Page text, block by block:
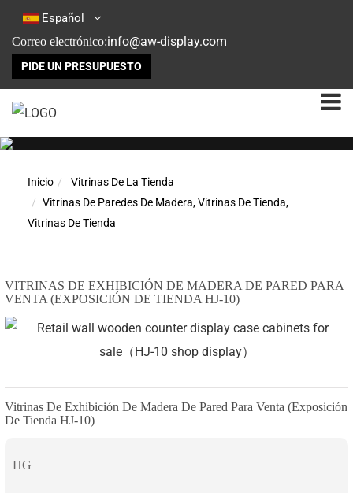
Español
Correo electrónico:info@aw-display.com
PIDE UN PRESUPUESTO
Inicio
Vitrinas De La Tienda
Vitrinas De Paredes De Madera, Vitrinas De Tienda,
Vitrinas De Tienda
VITRINAS DE EXHIBICIÓN DE MADERA DE PARED PARA
VENTA (EXPOSICIÓN DE TIENDA HJ-10)
Vitrinas De Exhibición De Madera De Pared Para Venta (exposición
De Tienda HJ-10)
HG